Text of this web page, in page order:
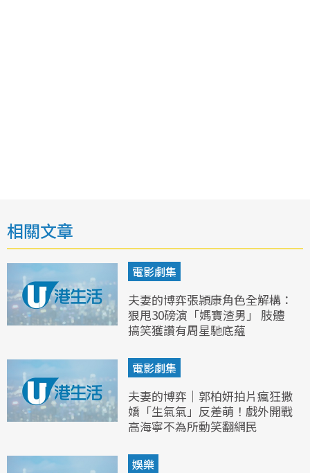
相關文章
電影劇集
夫妻的博弈張頴康角色全解構：
狠甩30磅演「媽寶渣男」 肢體
搞笑獲讚有周星馳底蘊
電影劇集
夫妻的博弈｜郭柏妍拍片瘋狂撒
嬌「生氣氣」反差萌！戲外開戰
高海寧不為所動笑翻網民
娛樂